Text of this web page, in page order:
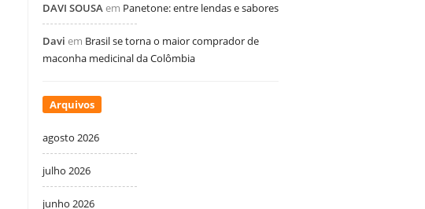
DAVI SOUSAem Panetone: entre lendas e sabores
Davi em Brasil se torna o maior comprador de
maconha medicinal da Colômbia
Arquivos
agosto 2026
julho 2026
junho 2026